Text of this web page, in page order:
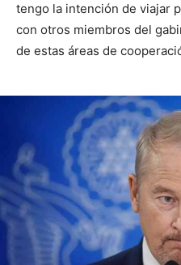
tengo la intención de viajar
con otros miembros del
de estas áreas de